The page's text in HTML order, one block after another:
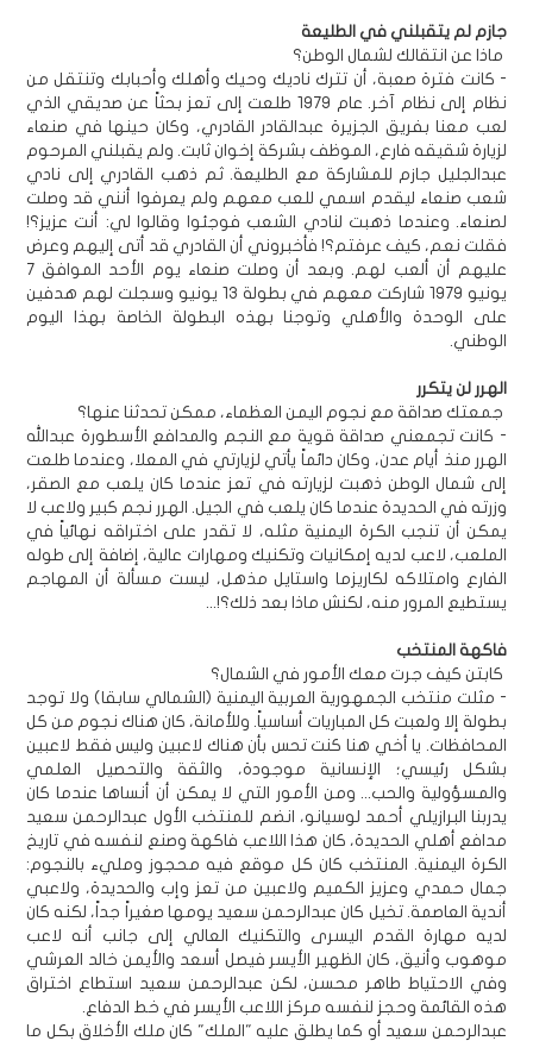
جازم لم يتقبلني في الطليعة
ماذا عن انتقالك لشمال الوطن؟
- كانت فترة صعبة، أن تترك ناديك وحيك وأهلك وأحبابك وتنتقل من
نظام إلى نظام آخر. عام 1979 طلعت إلى تعز بحثاً عن صديقي الذي
لعب معنا بفريق الجزيرة عبدالقادر القادري، وكان حينها في صنعاء
لزيارة شقيقه فارع، الموظف بشركة إخوان ثابت. ولم يقبلني المرحوم
عبدالجليل جازم للمشاركة مع الطليعة. ثم ذهب القادري إلى نادي
شعب صنعاء ليقدم اسمي للعب معهم ولم يعرفوا أنني قد وصلت
لصنعاء. وعندما ذهبت لنادي الشعب فوجئوا وقالوا لي: أنت عزيز؟!
فقلت نعم، كيف عرفتم؟! فأخبروني أن القادري قد أتى إليهم وعرض
عليهم أن ألعب لهم. وبعد أن وصلت صنعاء يوم الأحد الموافق 7
يونيو 1979 شاركت معهم في بطولة 13 يونيو وسجلت لهم هدفين
على الوحدة والأهلي وتوجنا بهذه البطولة الخاصة بهذا اليوم
الوطني.
الهرر لن يتكرر
جمعتك صداقة مع نجوم اليمن العظماء، ممكن تحدثنا عنها؟
- كانت تجمعني صداقة قوية مع النجم والمدافع الأسطورة عبدالله
الهرر منذ أيام عدن، وكان دائماً يأتي لزيارتي في المعلا، وعندما طلعت
إلى شمال الوطن ذهبت لزيارته في تعز عندما كان يلعب مع الصقر،
وزرته في الحديدة عندما كان يلعب في الجيل. الهرر نجم كبير ولاعب لا
يمكن أن تنجب الكرة اليمنية مثله، لا تقدر على اختراقه نهائياً في
الملعب، لاعب لديه إمكانيات وتكنيك ومهارات عالية، إضافة إلى طوله
الفارع وامتلاكه لكاريزما واستايل مذهل، ليست مسألة أن المهاجم
يستطيع المرور منه، لكنش ماذا بعد ذلك؟!...
فاكهة المنتخب
كابتن كيف جرت معك الأمور في الشمال؟
- مثلت منتخب الجمهورية العربية اليمنية (الشمالي سابقا) ولا توجد
بطولة إلا ولعبت كل المباريات أساسياً. وللأمانة، كان هناك نجوم من كل
المحافظات. يا أخي هنا كنت تحس بأن هناك لاعبين وليس فقط لاعبين
بشكل رئيسي؛ الإنسانية موجودة، والثقة والتحصيل العلمي
والمسؤولية والحب... ومن الأمور التي لا يمكن أن أنساها عندما كان
يدربنا البرازيلي أحمد لوسيانو، انضم للمنتخب الأول عبدالرحمن سعيد
مدافع أهلي الحديدة، كان هذا اللاعب فاكهة وصنع لنفسه في تاريخ
الكرة اليمنية. المنتخب كان كل موقع فيه محجوز ومليء بالنجوم:
جمال حمدي وعزيز الكميم ولاعبين من تعز وإب والحديدة، ولاعبي
أندية العاصمة. تخيل كان عبدالرحمن سعيد يومها صغيراً جداً، لكنه كان
لديه مهارة القدم اليسرى والتكنيك العالي إلى جانب أنه لاعب
موهوب وأنيق، كان الظهير الأيسر فيصل أسعد والأيمن خالد العرشي
وفي الاحتياط طاهر محسن، لكن عبدالرحمن سعيد استطاع اختراق
هذه القائمة وحجز لنفسه مركز اللاعب الأيسر في خط الدفاع.
عبدالرحمن سعيد أو كما يطلق عليه "الملك" كان ملك الأخلاق بكل ما